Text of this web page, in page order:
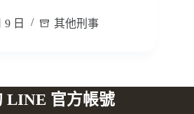
9 日 其他刑事
LINE 官方帳號